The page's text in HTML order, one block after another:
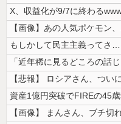
X、収益化が9/7に終わる
【画像】あの人気ポケモン
もしかして民主主義ってさ…
【悲報】 ロシアさん、つい